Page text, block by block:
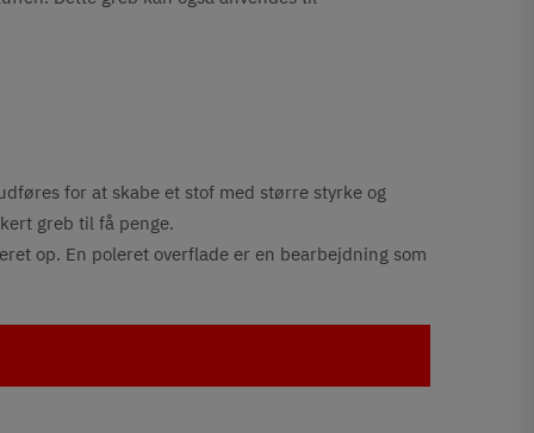
for at skabe et stof med større styrke og
greb til få penge.
op. En poleret overflade er en bearbejdning som